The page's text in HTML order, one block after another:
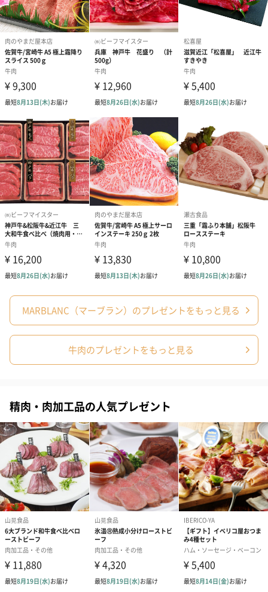
MARBLANC（マーブラン）のプレゼントをもっと見る
牛肉のプレゼントをもっと見る
精肉・肉加工品の人気プレゼント